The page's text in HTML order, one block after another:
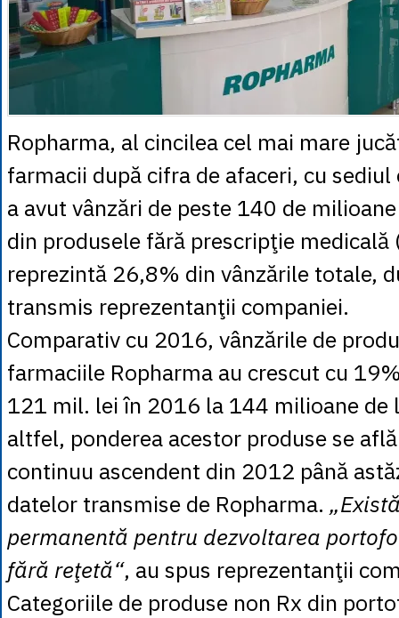
Ropharma, al cincilea cel mai mare
farmacii după cifra de afaceri, cu sediul
a avut vânzări de peste 140 de
din produsele fără prescripţie medicală
reprezintă 26,8% din vânzările totale,
transmis reprezentanţii companiei.
Comparativ cu 2016, vânzările de
farmaciile Ropharma au crescut cu
121 mil. lei în 2016 la 144 milioane de
altfel, ponderea acestor produse se
continuu ascendent din 2012 până
datelor transmise de Ropharma.
permanentă pentru dezvoltarea
fără reţetă“, au spus reprezentanţii
Categoriile de produse non Rx din